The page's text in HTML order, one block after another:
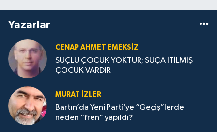
Yazarlar
CENAP AHMET EMEKSİZ
SUÇLU ÇOCUK YOKTUR; SUÇA İTİLMİŞ
ÇOCUK VARDIR
MURAT İZLER
Bartın’da Yeni Parti’ye “Geçiş”lerde
neden “fren” yapıldı?